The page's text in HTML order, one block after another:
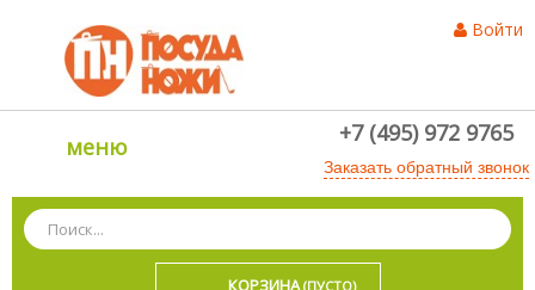
Войти
меню +7 (495) 972 9765
Заказать обратный звонок
КОРЗИНА (ПУСТО)